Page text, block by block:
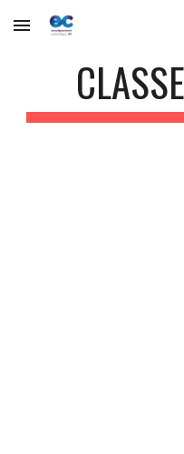
Skip to main content